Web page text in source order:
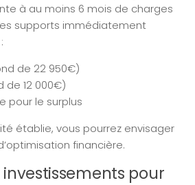
à au moins 6 mois de charges
supports immédiatement
de 22 950€)
de 12 000€)
pour le surplus
établie, vous pourrez envisager
financière.
investissements pour